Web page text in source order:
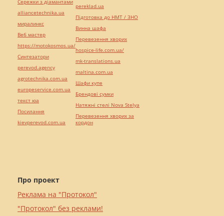
Про проект
Реклама на "Протокол"
"Протокол" без реклами!
Сережки з діамантами
alliancetechnika.ua
миралинкс
Веб мастер
https://motokosmos.ua/
Синтезатори
perevod.agency
agrotechnika.com.ua
europeservice.com.ua
текст юа
Посилання
kievperevod.com.ua
pereklad.ua
Підготовка до НМТ / ЗНО
Винна шафа
Перевезення хворих
hospice-life.com.ua/
mk-translations.ua
maltina.com.ua
Шафи купе
Брендові сумки
Натяжні стелі Nova Stelya
Перевезення хворих за
кордон